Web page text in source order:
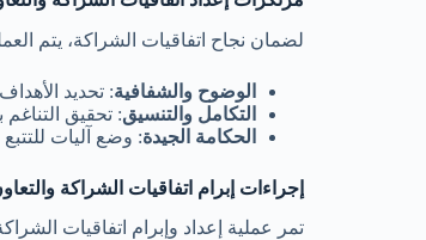
لضمان نجاح اتفاقيات الشراكة، يتم
الوضوح والشفافية: تحديد
التكامل والتنسيق: تحقيق
الحكامة الجيدة: وضع آليات للتتبع
إجراءات إبرام اتفاقيات الشراكة
تمر عملية إعداد وإبرام اتفاقيات